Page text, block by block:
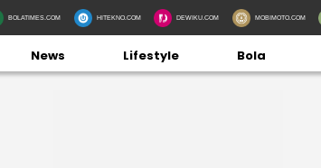
BOLATIMES.COM HITEKNO.COM DEWIKU.COM MOBIMOTO.COM
News Lifestyle Bola